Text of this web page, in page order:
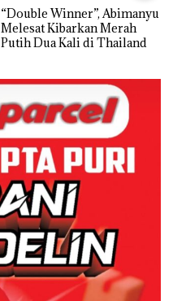
“Double Winner”, Abimanyu
Melesat Kibarkan Merah
Putih Dua Kali di Thailand